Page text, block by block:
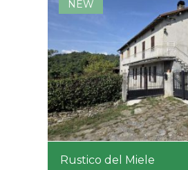
NEW
Rustico del Miele